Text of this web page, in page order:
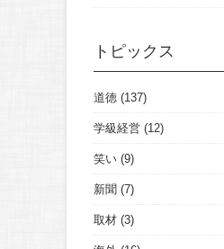
トピックス
道徳 (137)
学級経営 (12)
笑い (9)
新聞 (7)
取材 (3)